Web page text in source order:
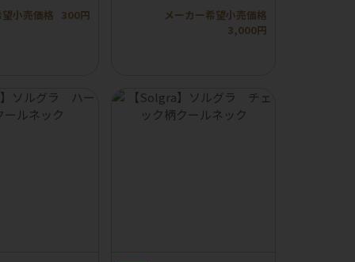
小売価格 300円
メーカー希望小売価格
3,000円